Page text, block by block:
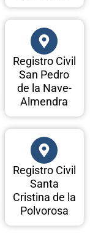
Registro Civil
San Pedro
de la Nave-
Almendra
Registro Civil
Santa
Cristina de la
Polvorosa